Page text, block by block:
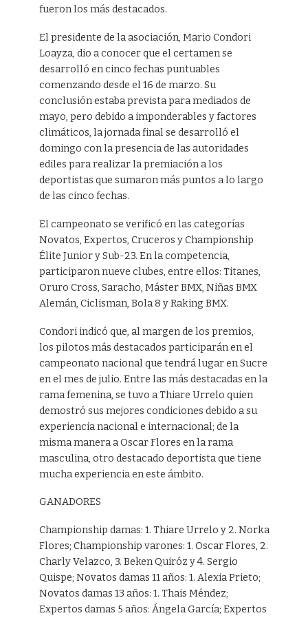
fueron los más destacados.
El presidente de la asociación, Mario Condori
Loayza, dio a conocer que el certamen se
desarrolló en cinco fechas puntuables
comenzando desde el 16 de marzo. Su
conclusión estaba prevista para mediados de
mayo, pero debido a imponderables y factores
climáticos, la jornada final se desarrolló el
domingo con la presencia de las autoridades
ediles para realizar la premiación a los
deportistas que sumaron más puntos a lo largo
de las cinco fechas.
El campeonato se verificó en las categorías
Novatos, Expertos, Cruceros y Championship
Élite Junior y Sub-23. En la competencia,
participaron nueve clubes, entre ellos: Titanes,
Oruro Cross, Saracho, Máster BMX, Niñas BMX
Alemán, Ciclisman, Bola 8 y Raking BMX.
Condori indicó que, al margen de los premios,
los pilotos más destacados participarán en el
campeonato nacional que tendrá lugar en Sucre
en el mes de julio. Entre las más destacadas en la
rama femenina, se tuvo a Thiare Urrelo quien
demostró sus mejores condiciones debido a su
experiencia nacional e internacional; de la
misma manera a Oscar Flores en la rama
masculina, otro destacado deportista que tiene
mucha experiencia en este ámbito.
GANADORES
Championship damas: 1. Thiare Urrelo y 2. Norka
Flores; Championship varones: 1. Oscar Flores, 2.
Charly Velazco, 3. Beken Quiróz y 4. Sergio
Quispe; Novatos damas 11 años: 1. Alexia Prieto;
Novatos damas 13 años: 1. Thais Méndez;
Expertos damas 5 años: Ángela García; Expertos